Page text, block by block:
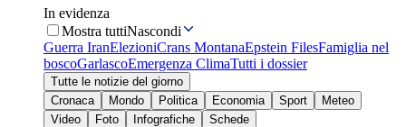
In evidenza
Mostra tuttiNascondi
Guerra IranElezioniCrans MontanaEpstein FilesFamiglia nel
boscoGarlascoEmergenza ClimaTutti i dossier
Tutte le notizie del giorno
Cronaca
Mondo Politica Economia Sport
Meteo
Video
Foto Infografiche
Schede